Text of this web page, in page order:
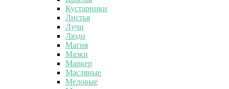
Кустарники
Листья
Лучи
Люди
Магия
Мазки
Маркер
Масляные
Меловые